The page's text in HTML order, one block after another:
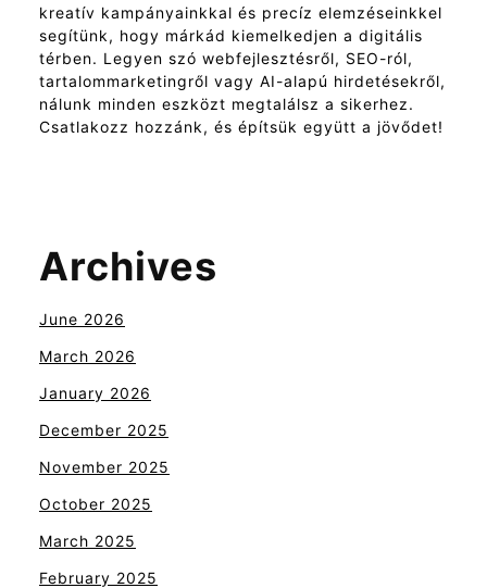
kreatív kampányainkkal és precíz elemzéseinkkel
segítünk, hogy márkád kiemelkedjen a digitális
térben. Legyen szó webfejlesztésről, SEO-ról,
tartalommarketingről vagy AI-alapú hirdetésekről,
nálunk minden eszközt megtalálsz a sikerhez.
Csatlakozz hozzánk, és építsük együtt a jövődet!
Archives
June 2026
March 2026
January 2026
December 2025
November 2025
October 2025
March 2025
February 2025